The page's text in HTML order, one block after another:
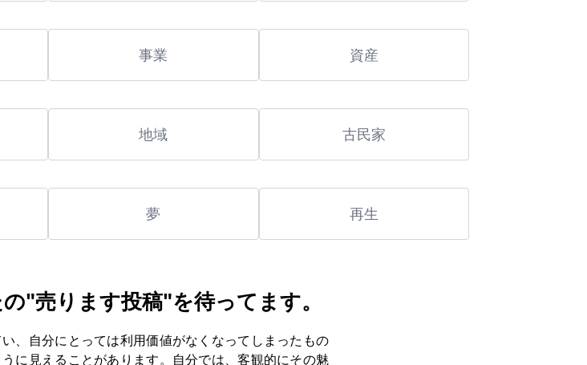
事業 資産
地域 古民家
夢 再生
"売ります投稿"を待ってます。
、自分にとっては利用価値がなくなってしまったもの
に見えることがあります。自分では、客観的にその魅